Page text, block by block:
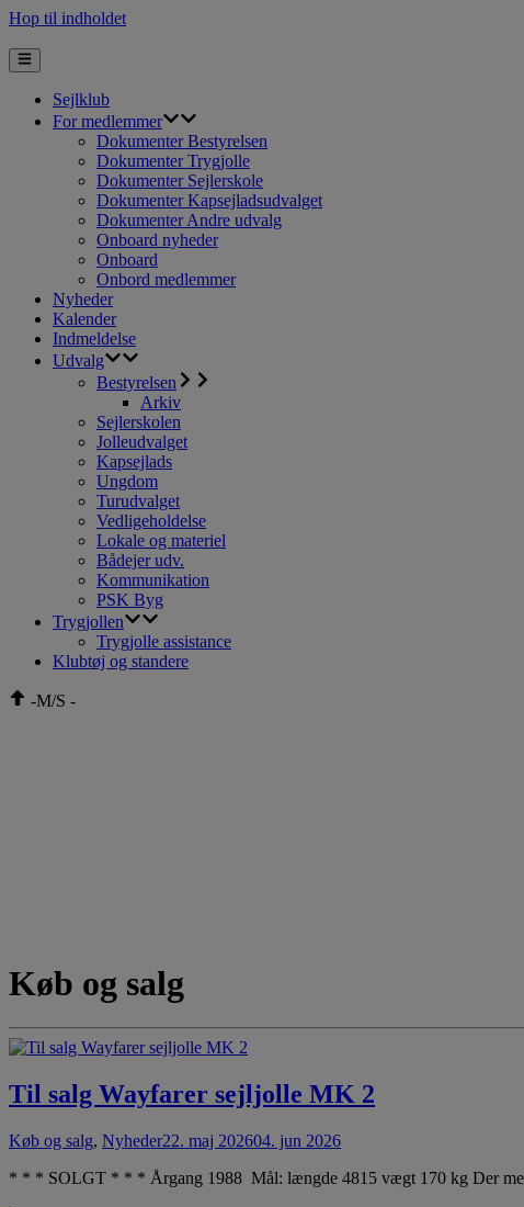
Hop til indholdet
Sejlklub
For medlemmer
Dokumenter Bestyrelsen
Dokumenter Trygjolle
Dokumenter Sejlerskole
Dokumenter Kapsejladsudvalget
Dokumenter Andre udvalg
Onboard nyheder
Onboard
Onbord medlemmer
Nyheder
Kalender
Indmeldelse
Udvalg
Bestyrelsen
Arkiv
Sejlerskolen
Jolleudvalget
Kapsejlads
Ungdom
Turudvalget
Vedligeholdelse
Lokale og materiel
Bådejer udv.
Kommunikation
PSK Byg
Trygjollen
Trygjolle assistance
Klubtøj og standere
-M/S -
Køb og salg
Til salg Wayfarer sejljolle MK 2
Køb og salg, Nyheder22. maj 202604. jun 2026
* * * SOLGT * * * Årgang 1988 Mål: længde 4815 vægt 170 kg Der